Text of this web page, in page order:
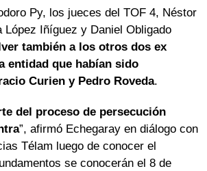
Py, los jueces del TOF 4, Néstor
López Iñíguez y Daniel Obligado
también a los otros dos ex
entidad que habían sido
Curien y Pedro Roveda.
del proceso de persecución
”, afirmó Echegaray en diálogo con
Télam luego de conocer el
se conocerán el 8 de